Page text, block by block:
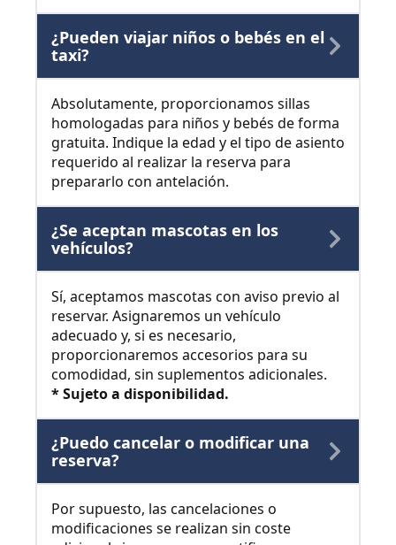
¿Pueden viajar niños o bebés en el
taxi?
Absolutamente, proporcionamos sillas
homologadas para niños y bebés de forma
gratuita. Indique la edad y el tipo de asiento
requerido al realizar la reserva para
prepararlo con antelación.
¿Se aceptan mascotas en los
vehículos?
Sí, aceptamos mascotas con aviso previo al
reservar. Asignaremos un vehículo
adecuado y, si es necesario,
proporcionaremos accesorios para su
comodidad, sin suplementos adicionales.
* Sujeto a disponibilidad.
¿Puedo cancelar o modificar una
reserva?
Por supuesto, las cancelaciones o
modificaciones se realizan sin coste